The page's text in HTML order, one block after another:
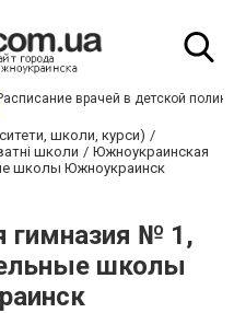
врачей в детской
школи, курси)
школи
Южноукраинская
школы Южноукраинск
гимназия № 1,
школы